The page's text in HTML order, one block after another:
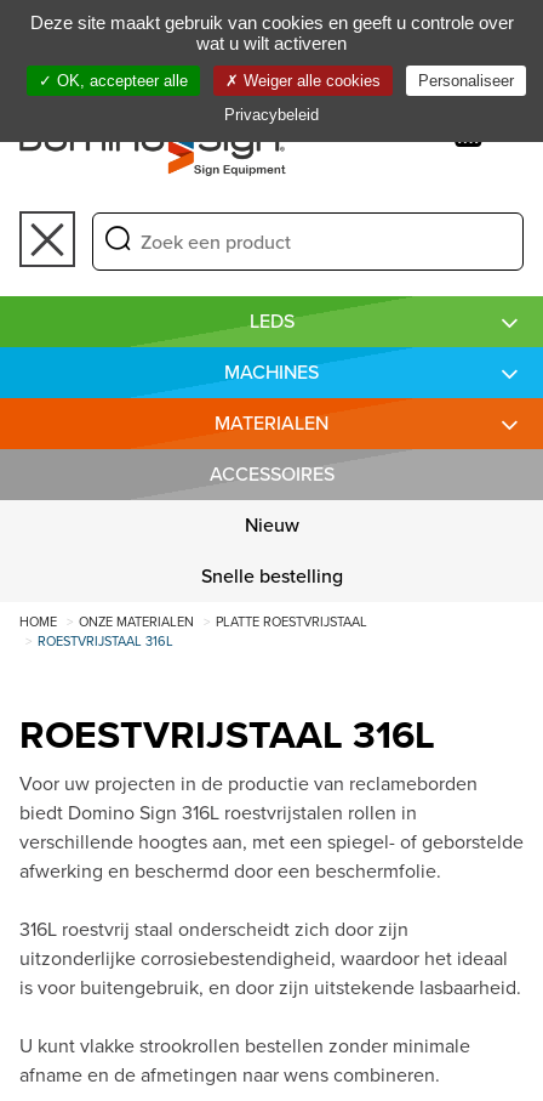
Toggle
LEDS
MACHINES
MATERIALEN
ACCESSOIRES
Nieuw
Snelle bestelling
HOME ONZE MATERIALEN
PLATTE ROESTVRIJSTAAL
ROESTVRIJSTAAL 316L
ROESTVRIJSTAAL 316L
Voor uw projecten in de productie van reclameborden
biedt Domino Sign 316L roestvrijstalen rollen in
verschillende hoogtes aan, met een spiegel- of geborstelde
afwerking en beschermd door een beschermfolie.
316L roestvrij staal onderscheidt zich door zijn
uitzonderlijke corrosiebestendigheid, waardoor het ideaal
is voor buitengebruik, en door zijn uitstekende lasbaarheid.
U kunt vlakke strookrollen bestellen zonder minimale
afname en de afmetingen naar wens combineren.
Beheer van uw cookie-voorkeuren
Deze site maakt gebruik van cookies en geeft u controle over
wat u wilt activeren
OK, accepteer alle Weiger alle cookies
Personaliseer
Privacybeleid